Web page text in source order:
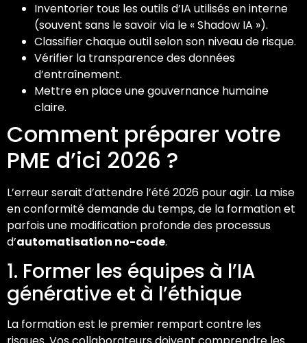
Inventorier tous les outils d’IA utilisés en interne
(souvent sans le savoir via le « Shadow IA »).
Classifier chaque outil selon son niveau de risque.
Vérifier la transparence des données
d’entraînement.
Mettre en place une gouvernance humaine
claire.
Comment préparer votre
PME d’ici 2026 ?
L’erreur serait d’attendre l’été 2026 pour agir. La mise
en conformité demande du temps, de la formation et
parfois une modification profonde des processus
d’automatisation no-code.
1. Former les équipes à l’IA
générative et à l’éthique
La formation est le premier rempart contre les